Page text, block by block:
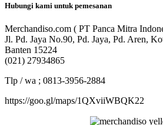
Hubungi kami untuk pemesanan
Merchandiso.com ( PT Panca Mitra
Jl. Pd. Jaya No.90, Pd. Jaya, Pd. Aren,
Banten 15224
(021) 27934865
Tlp / wa ; 0813-3956-2884
https://goo.gl/maps/1QXviiWBQK22